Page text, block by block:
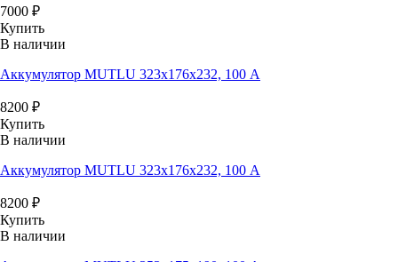
7000 ₽
Купить
В наличии
Аккумулятор MUTLU 323x176x232, 100 А
8200 ₽
Купить
В наличии
Аккумулятор MUTLU 323x176x232, 100 А
8200 ₽
Купить
В наличии